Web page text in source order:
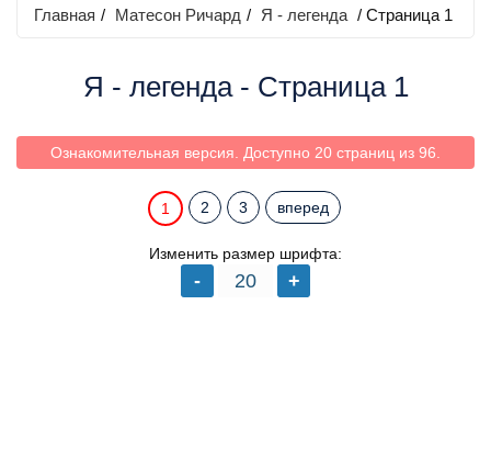
Главная / Матесон Ричард / Я - легенда / Страница 1
Я - легенда - Страница 1
Ознакомительная версия. Доступно 20 страниц из 96.
1 2 3 вперед
Изменить размер шрифта: